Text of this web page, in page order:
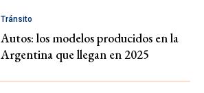
Tránsito
Autos: los modelos producidos en la
Argentina que llegan en 2025